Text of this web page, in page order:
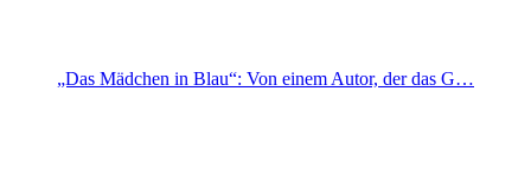
„Das Mädchen in Blau“: Von einem Autor, der das G…